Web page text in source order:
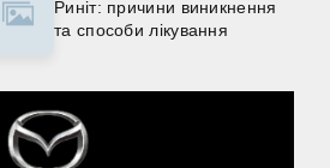
Риніт: причини виникнення
та способи лікування